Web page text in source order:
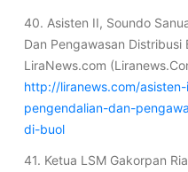
40. Asisten II, Soundo
Dan Pengawasan Distribusi
LiraNews.com
http://liranews.com/
pengendalian-dan-
di-buol
41. Ketua LSM Gakorpan